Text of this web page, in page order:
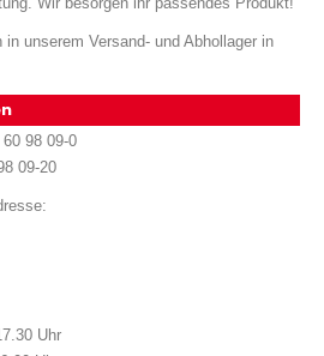
unserem Versand- und Abhollager in
98 09-0
09-20
Uhr